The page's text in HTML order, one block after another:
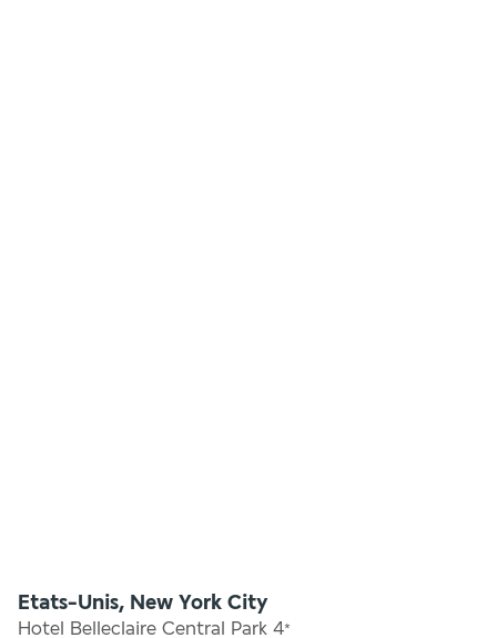
Etats-Unis, New York City
Hotel Belleclaire Central Park 4*